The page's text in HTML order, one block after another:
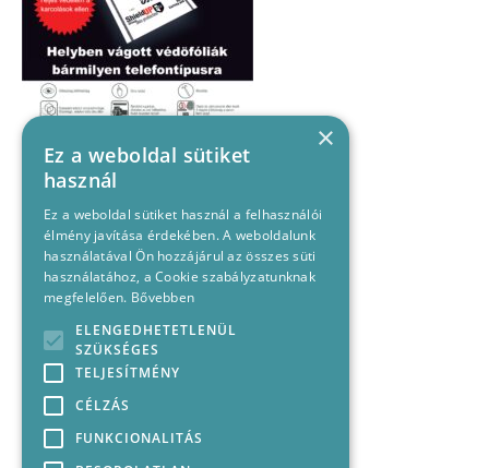
×
Ez a weboldal sütiket
használ
Ez a weboldal sütiket használ a felhasználói
élmény javítása érdekében. A weboldalunk
használatával Ön hozzájárul az összes süti
használatához, a Cookie szabályzatunknak
megfelelően. Bővebben
ELENGEDHETETLENÜL
SZÜKSÉGES
TELJESÍTMÉNY
CÉLZÁS
FUNKCIONALITÁS